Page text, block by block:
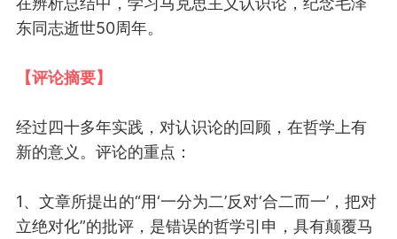
东同志逝世50周年。
【评论摘要】
经过四十多年实践 ， 对认识论的回顾 ，在哲学 上有
新的意义 。评论的重点：
1、 文章所提出的“用‘一分为二’反对‘合二而一’ ，把对
立绝对化”的批评 ， 是错误的哲学引申 ， 具有颠覆马